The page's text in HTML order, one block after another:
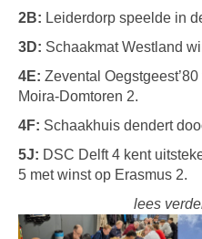
2B: Leiderdorp speelde in
3D: Schaakmat Westland
4E: Zevental
Moira-Domtoren 2.
4F: Schaakhuis dendert
5J: DSC Delft 4 kent
5 met winst op Erasmus 2.
lees